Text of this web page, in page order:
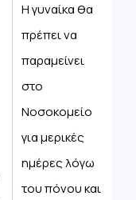
Η γυναίκα θα
πρέπει να
παραμείνει
στο
Νοσοκομείο
για μερικές
ημέρες λόγω
του πόνου και